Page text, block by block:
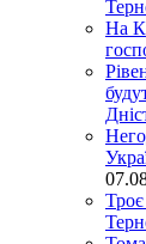
На
Троє